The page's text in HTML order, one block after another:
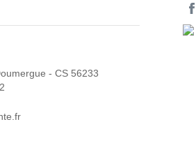
- CS 56233